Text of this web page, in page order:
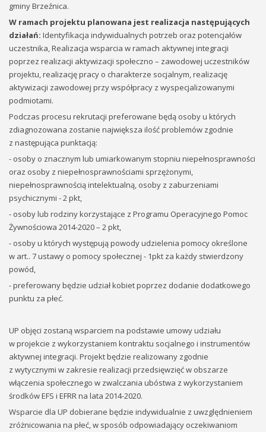
gminy Brzeźnica.
W ramach projektu planowana jest realizacja następujących
działań: Identyfikacja indywidualnych potrzeb oraz potencjałów
uczestnika, Realizacja wsparcia w ramach aktywnej integracji
poprzez realizacji aktywizacji społeczno – zawodowej uczestników
projektu, realizację pracy o charakterze socjalnym, realizację
aktywizacji zawodowej przy współpracy z wyspecjalizowanymi
podmiotami.
Podczas procesu rekrutacji preferowane będą osoby u których
zdiagnozowana zostanie największa ilość problemów zgodnie
z następująca punktacją:
- osoby o znacznym lub umiarkowanym stopniu niepełnosprawności
oraz osoby z niepełnosprawnościami sprzężonymi,
niepełnosprawnością intelektualną, osoby z zaburzeniami
psychicznymi - 2 pkt,
- osoby lub rodziny korzystające z Programu Operacyjnego Pomoc
Żywnościowa 2014-2020 – 2 pkt,
- osoby u których występują powody udzielenia pomocy określone
w art.. 7 ustawy o pomocy społecznej - 1pkt za każdy stwierdzony
powód,
- preferowany będzie udział kobiet poprzez dodanie dodatkowego
punktu za płeć.
UP objęci zostaną wsparciem na podstawie umowy udziału
w projekcie z wykorzystaniem kontraktu socjalnego i instrumentów
aktywnej integracji. Projekt będzie realizowany zgodnie
z wytycznymi w zakresie realizacji przedsięwzięć w obszarze
włączenia społecznego w zwalczania ubóstwa z wykorzystaniem
środków EFS i EFRR na lata 2014-2020.
Wsparcie dla UP dobierane będzie indywidualnie z uwzględnieniem
zróżnicowania na płeć, w sposób odpowiadający oczekiwaniom